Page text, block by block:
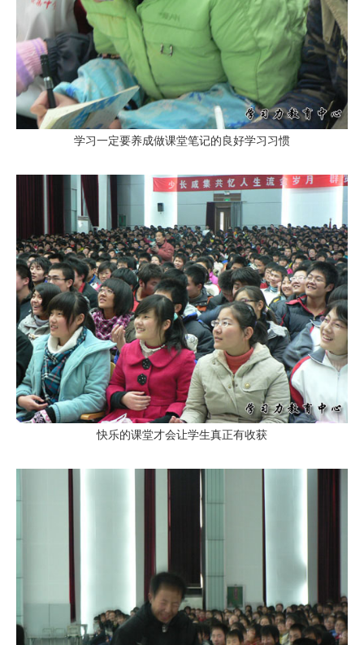
学习一定要养成做课堂笔记的良好学习习惯
快乐的课堂才会让学生真正有收获